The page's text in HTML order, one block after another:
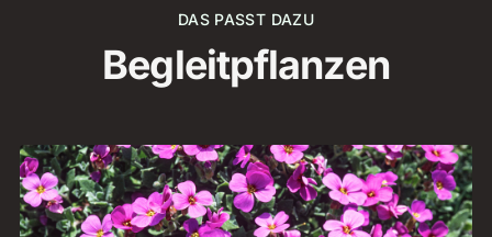
DAS PASST DAZU
Begleitpflanzen